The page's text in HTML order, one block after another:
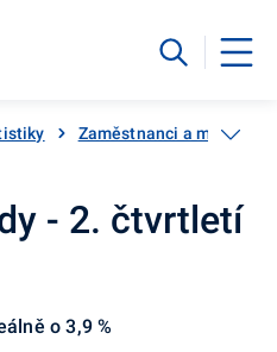
Zaměstnanci a mzdy
- 2. čtvrtletí
o 3,9 %